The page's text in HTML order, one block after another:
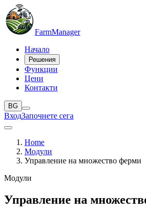
FarmManager
Начало
Решения
Функции
Цени
Контакти
BG
ВходЗапочнете сега
Home
Модули
Управление на множество ферми
Модули
Управление на